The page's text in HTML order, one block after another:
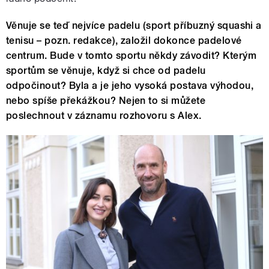
Věnuje se teď nejvíce padelu (sport příbuzný squashi a
tenisu – pozn. redakce), založil dokonce padelové
centrum. Bude v tomto sportu někdy závodit? Kterým
sportům se věnuje, když si chce od padelu
odpočinout? Byla a je jeho vysoká postava výhodou,
nebo spíše překážkou? Nejen to si můžete
poslechnout v záznamu rozhovoru s Alex.